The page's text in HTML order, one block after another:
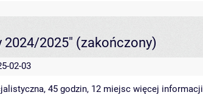
2024/2025" (zakończony)
02-03
45 godzin, 12 miejsc więcej informacji